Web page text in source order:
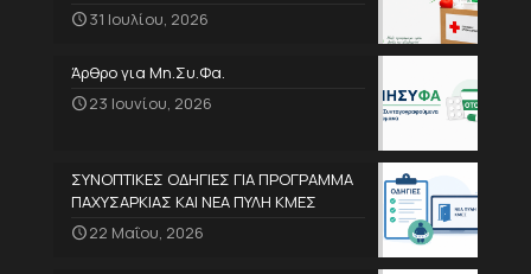
31 Ιουλίου, 2026
Άρθρο για Μη.Συ.Φα.
23 Ιουνίου, 2026
ΣΥΝΟΠΤΙΚΕΣ ΟΔΗΓΙΕΣ ΓΙΑ ΠΡΟΓΡΑΜΜΑ
ΠΑΧΥΣΑΡΚΙΑΣ ΚΑΙ ΝΕΑ ΠΥΛΗ ΚΜΕΣ
22 Μαΐου, 2026